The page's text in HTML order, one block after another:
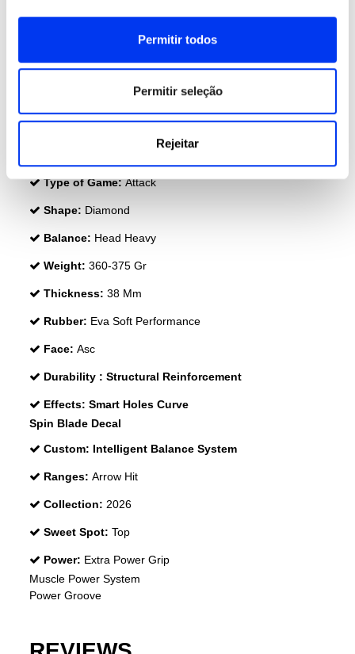
Permitir todos
Permitir seleção
Rejeitar
DETAILS
Type of Game: Attack
Shape: Diamond
Balance: Head Heavy
Weight: 360-375 Gr
Thickness: 38 Mm
Rubber: Eva Soft Performance
Face: Asc
Durability : Structural Reinforcement
Effects: Smart Holes Curve
Spin Blade Decal
Custom: Intelligent Balance System
Ranges: Arrow Hit
Collection: 2026
Sweet Spot: Top
Power: Extra Power Grip
Muscle Power System
Power Groove